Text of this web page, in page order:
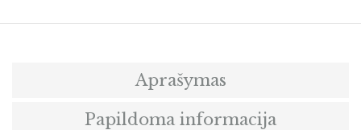
Aprašymas
Papildoma informacija